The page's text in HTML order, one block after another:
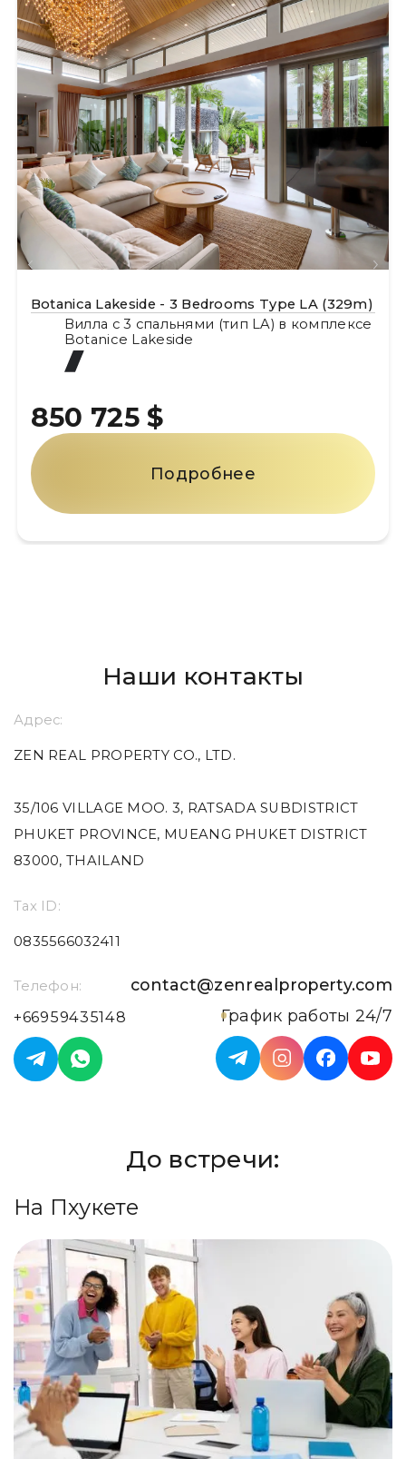
Botanica Lakeside - 3 Bedrooms Type LA (329m)
Вилла с 3 спальнями (тип LA) в комплексе
Botanice Lakeside
850 725 $
Подробнее
Наши контакты
Адрес:
ZEN REAL PROPERTY CO., LTD.
35/106 VILLAGE MOO. 3, RATSADA SUBDISTRICT
PHUKET PROVINCE, MUEANG PHUKET DISTRICT
83000, THAILAND
Tax ID:
0835566032411
Телефон:
+66959435148
contact@zenrealproperty.com
График работы 24/7
До встречи:
На Пхукете